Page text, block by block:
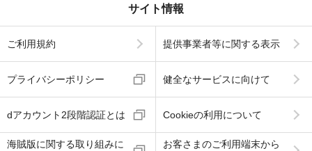
サイト情報
ご利用規約 提供事業者等に関する表示
プライバシーポリシー 健全なサービスに向けて
dアカウント2段階認証とは Cookieの利用について
海賊版に関する取り組みに
お客さまのご利用端末から